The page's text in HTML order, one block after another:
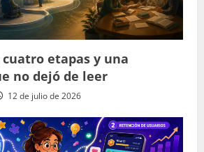
etapas y una
no dejó de leer
12 de julio de 2026